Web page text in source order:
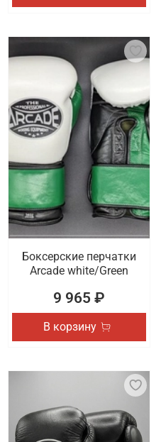
Боксерские перчатки
Arcade white/Green
9 965 ₽
В корзину